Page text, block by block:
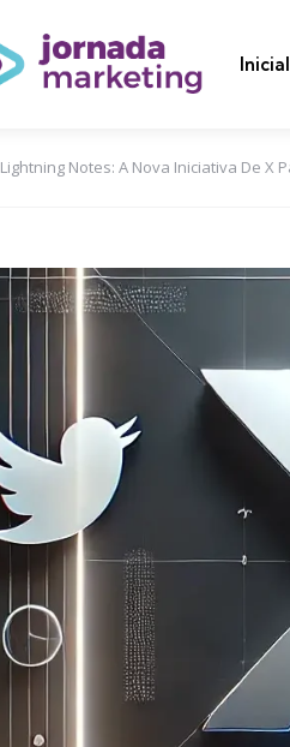
Inicial
Lightning Notes: A Nova Iniciativa De X